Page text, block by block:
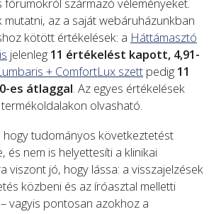
mutatni, az a saját webáruházunkban
kötött értékelések: a Háttámasztó
jelenleg 11 értékelést kapott, 4,91-
+ ComfortLux szett pedig 11
es átlaggal . Az egyes értékelések
olvasható.
hogy tudományos következtetést
és nem is helyettesíti a klinikai
viszont jó, hogy lássa: a visszajelzések
közbeni és az íróasztal melletti
vagyis pontosan azokhoz a